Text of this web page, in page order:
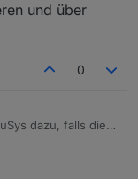
und über
0
dazu, falls die